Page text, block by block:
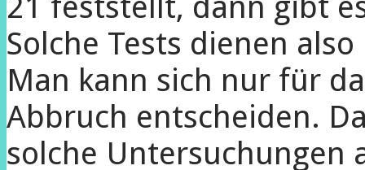
Solche Tests dienen
Man kann sich nur für
Abbruch entscheiden.
solche Untersuchungen